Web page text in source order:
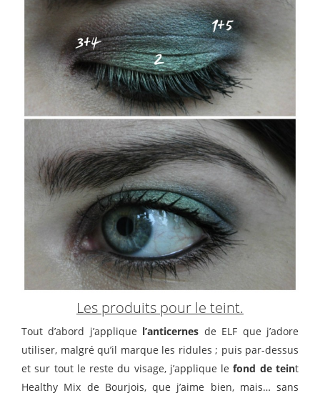
Les produits pour le teint.
Tout d’abord j’applique l’anticernes de ELF que j’adore
utiliser, malgré qu’il marque les ridules ; puis par-dessus
et sur tout le reste du visage, j’applique le fond de teint
Healthy Mix de Bourjois, que j’aime bien, mais… sans